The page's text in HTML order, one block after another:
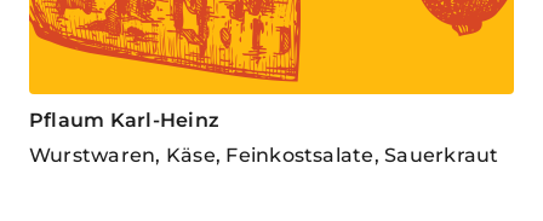
Pflaum Karl-Heinz
Wurstwaren, Käse, Feinkostsalate, Sauerkraut